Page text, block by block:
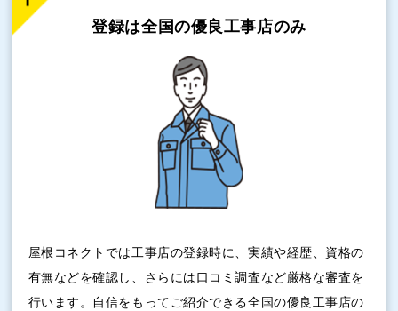
登録は全国の優良工事店のみ
屋根コネクトでは工事店の登録時に、実績や経歴、資格の
有無などを確認し、さらには口コミ調査など厳格な審査を
行います。自信をもってご紹介できる全国の優良工事店の